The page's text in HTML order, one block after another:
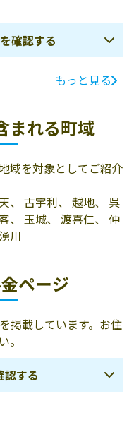
確認する
電話番号
もっと見る
まれる町域
域を対象としてご紹介
、 古宇利、 越地、 呉
、 玉城、 渡喜仁、 仲
川
ページ
掲載しています。お住
。
認する